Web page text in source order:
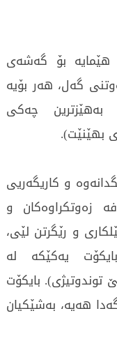
هێمایە بۆ گەشەی
گەل، هەر بۆیە
بەهێزترین چەکی
بهێنێت).
و کاریگەریی
زەوتکراوەکان و
و رێگرتن لێی،
یەکێکە لە
توندوتیژی). بایکۆت
هەیە، بەشێکیان